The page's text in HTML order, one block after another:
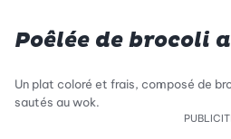
Poêlée de brocoli
Un plat coloré et frais, composé de
sautés au wok.